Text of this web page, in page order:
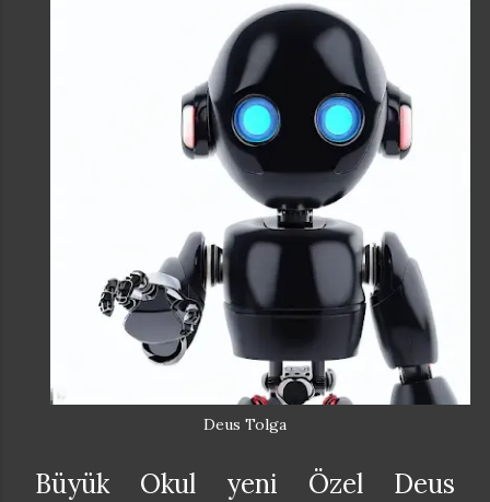
Deus Tolga
Büyük Okul yeni Özel Deus